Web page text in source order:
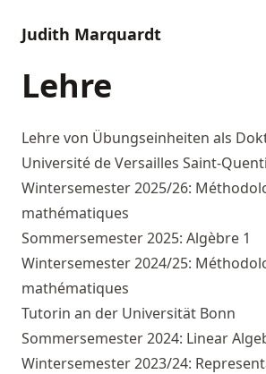
Judith Marquardt
Lehre
Lehre von Übungseinheiten als
Université de Versailles Saint-
Wintersemester 2025/26:
mathématiques
Sommersemester 2025: Algèbre 1
Wintersemester 2024/25:
mathématiques
Tutorin an der Universität Bonn
Sommersemester 2024: Linear
Wintersemester 2023/24: